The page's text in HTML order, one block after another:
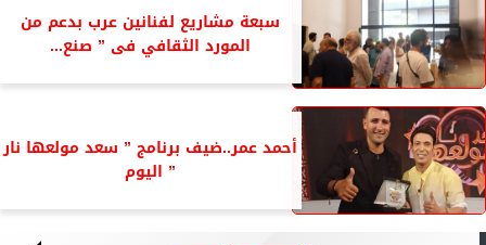
سبعة مشاريع لفنانين عرب بدعم من
المورد الثقافي فى ” صنع...
أحمد عمر..ضيف برنامج ” سعد مولعها نار
” اليوم